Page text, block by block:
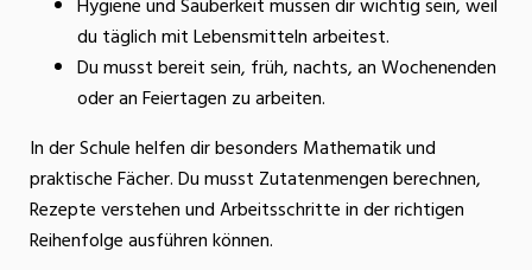
du täglich mit Lebensmitteln arbeitest.
Du musst bereit sein, früh, nachts, an Wochenenden
oder an Feiertagen zu arbeiten.
In der Schule helfen dir besonders Mathematik und
praktische Fächer. Du musst Zutatenmengen berechnen,
Rezepte verstehen und Arbeitsschritte in der richtigen
Reihenfolge ausführen können.